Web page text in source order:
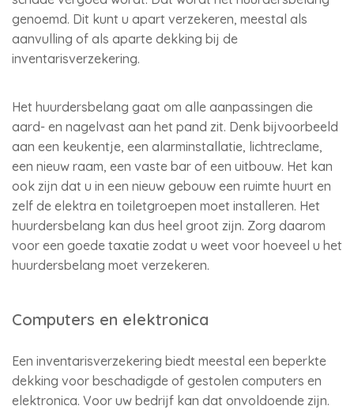
genoemd. Dit kunt u apart verzekeren, meestal als
aanvulling of als aparte dekking bij de
inventarisverzekering.
Het huurdersbelang gaat om alle aanpassingen die
aard- en nagelvast aan het pand zit. Denk bijvoorbeeld
aan een keukentje, een alarminstallatie, lichtreclame,
een nieuw raam, een vaste bar of een uitbouw. Het kan
ook zijn dat u in een nieuw gebouw een ruimte huurt en
zelf de elektra en toiletgroepen moet installeren. Het
huurdersbelang kan dus heel groot zijn. Zorg daarom
voor een goede taxatie zodat u weet voor hoeveel u het
huurdersbelang moet verzekeren.
Computers en elektronica
Een inventarisverzekering biedt meestal een beperkte
dekking voor beschadigde of gestolen computers en
elektronica. Voor uw bedrijf kan dat onvoldoende zijn.